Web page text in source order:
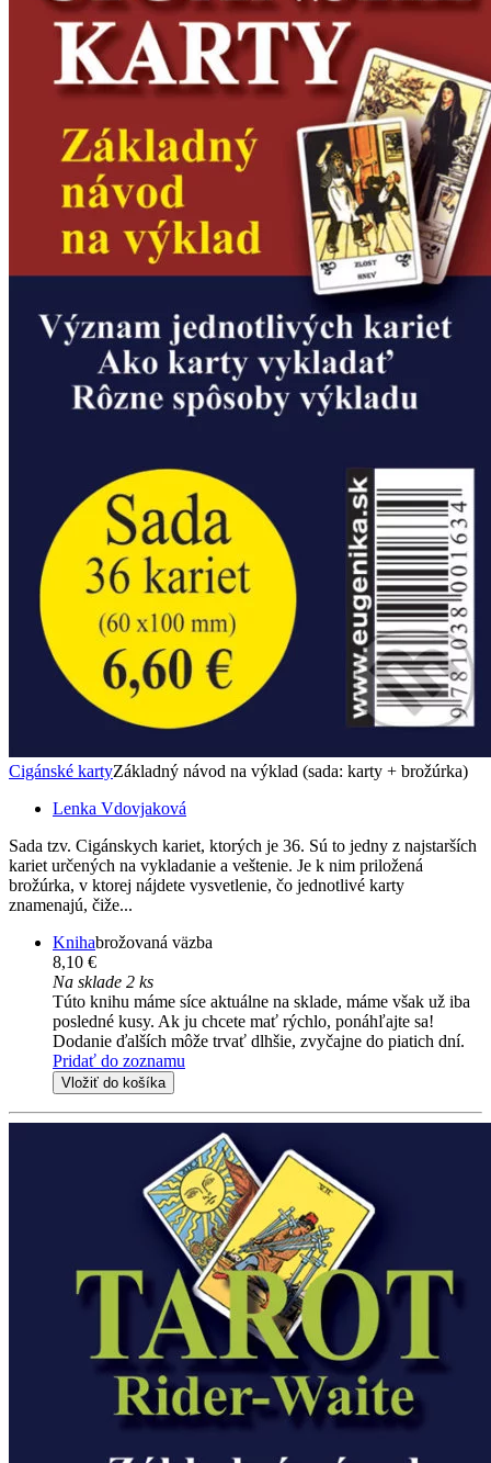
Cigánské kartyZákladný návod na výklad (sada: karty + brožúrka)
Lenka Vdovjaková
Sada tzv. Cigánskych kariet, ktorých je 36. Sú to jedny z najstarších
kariet určených na vykladanie a veštenie. Je k nim priložená
brožúrka, v ktorej nájdete vysvetlenie, čo jednotlivé karty
znamenajú, čiže...
Knihabrožovaná väzba
8,10 €
Na sklade 2 ks
Túto knihu máme síce aktuálne na sklade, máme však už iba
posledné kusy. Ak ju chcete mať rýchlo, ponáhľajte sa!
Dodanie ďalších môže trvať dlhšie, zvyčajne do piatich dní.
Pridať do zoznamu
Vložiť do košíka